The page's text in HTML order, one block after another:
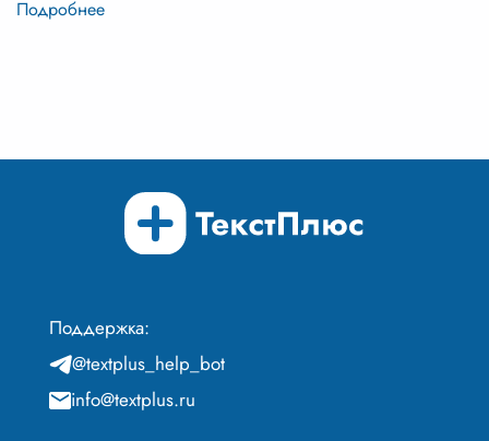
Поддержка:
@textplus_help_bot
info@textplus.ru